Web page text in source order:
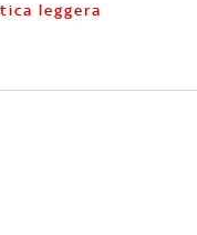
leggera